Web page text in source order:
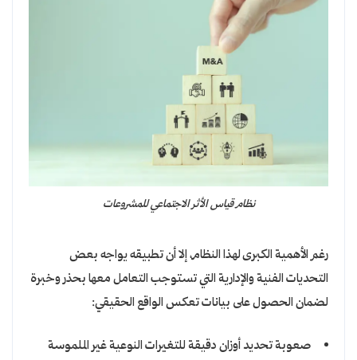
نظام قياس الأثر الاجتماعي للمشروعات
رغم الأهمية الكبرى لهذا النظام، إلا أن تطبيقه يواجه بعض
التحديات الفنية والإدارية التي تستوجب التعامل معها بحذر وخبرة
لضمان الحصول على بيانات تعكس الواقع الحقيقي:
صعوبة تحديد أوزان دقيقة للتغيرات النوعية غير الملموسة